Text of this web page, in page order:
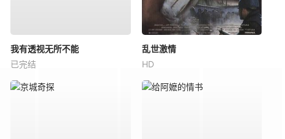
我有透视无所不能
已完结
乱世激情
HD